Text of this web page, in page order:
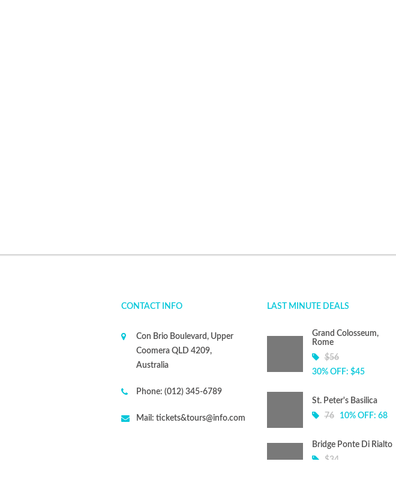
CONTACT INFO
Con Brio Boulevard, Upper
Coomera QLD 4209,
Australia
Phone: (012) 345-6789
Mail: tickets&tours@info.com
LAST MINUTE DEALS
Grand Colosseum,
Rome
$56
30% OFF: $45
St. Peter's Basilica
76
10% OFF: 68
Bridge Ponte Di Rialto
$34